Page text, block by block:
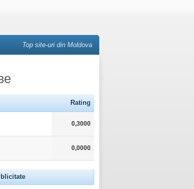
Top site-uri din Moldova
Rating
0,3000
0,0000